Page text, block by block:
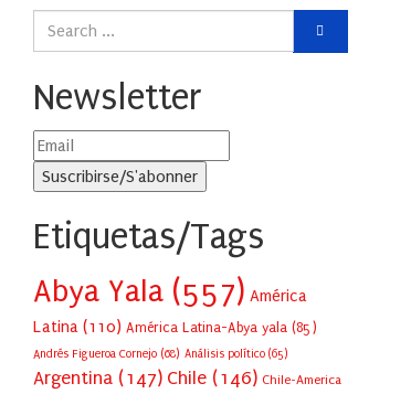
Newsletter
Etiquetas/Tags
Abya Yala (557) América
Latina (110) América Latina-Abya yala (85)
Andrés Figueroa Cornejo (68) Análisis político (65)
Argentina (147) Chile (146) Chile-America